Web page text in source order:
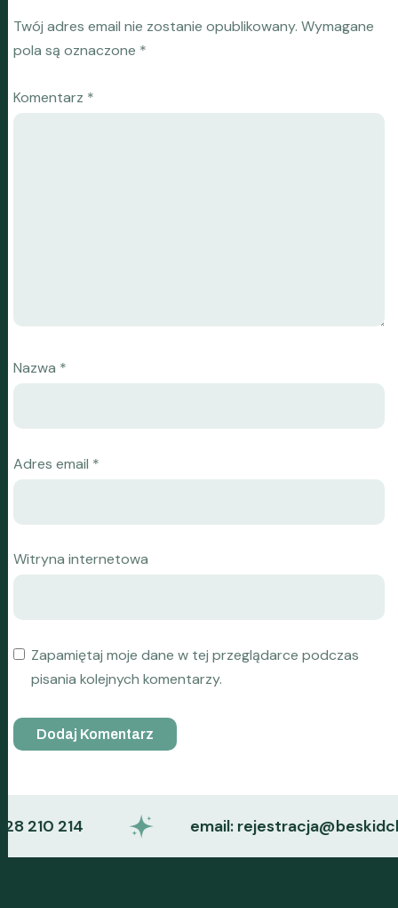
Twój adres email nie zostanie opublikowany. Wymagane
pola są oznaczone *
Komentarz *
Nazwa *
Adres email *
Witryna internetowa
Zapamiętaj moje dane w tej przeglądarce podczas
pisania kolejnych komentarzy.
214 email: